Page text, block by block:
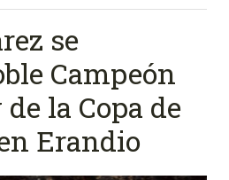
se
Campeón
la Copa de
Erandio